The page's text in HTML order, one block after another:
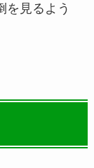
を見るよう